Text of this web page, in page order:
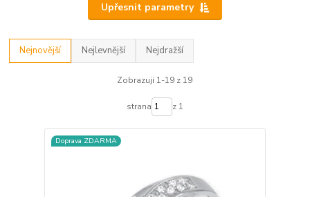
Upřesnit parametry
Nejnovější Nejlevnější Nejdražší
Zobrazuji 1-19 z 19
strana z 1
Doprava ZDARMA